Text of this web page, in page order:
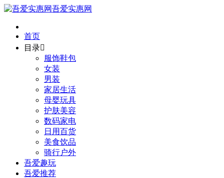
吾爱实惠网
首页
目录
服饰鞋包
女装
男装
家居生活
母婴玩具
护肤美容
数码家电
日用百货
美食饮品
骑行户外
吾爱趣玩
吾爱推荐